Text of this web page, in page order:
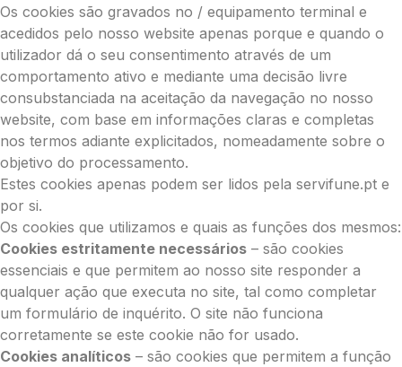
Os cookies são gravados no / equipamento terminal e
acedidos pelo nosso website apenas porque e quando o
utilizador dá o seu consentimento através de um
comportamento ativo e mediante uma decisão livre
consubstanciada na aceitação da navegação no nosso
website, com base em informações claras e completas
nos termos adiante explicitados, nomeadamente sobre o
objetivo do processamento.
Estes cookies apenas podem ser lidos pela servifune.pt e
por si.
Os cookies que utilizamos e quais as funções dos mesmos:
Cookies estritamente necessários – são cookies
essenciais e que permitem ao nosso site responder a
qualquer ação que executa no site, tal como completar
um formulário de inquérito. O site não funciona
corretamente se este cookie não for usado.
Cookies analíticos – são cookies que permitem a função